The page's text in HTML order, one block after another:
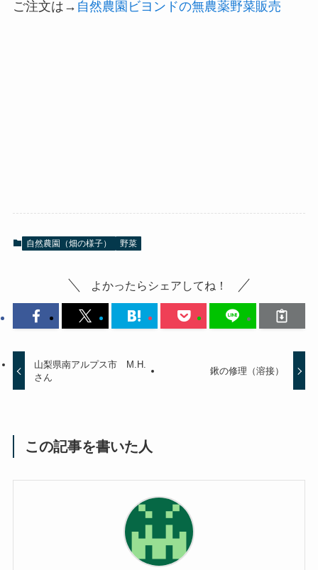
ご注文は→ 自然農園ビヨンドの無農薬野菜販売
自然農園（畑の様子） 野菜
よかったらシェアしてね！
山梨県南アルプス市 M.H.
さん
鍬の修理（溶接）
この記事を書いた人